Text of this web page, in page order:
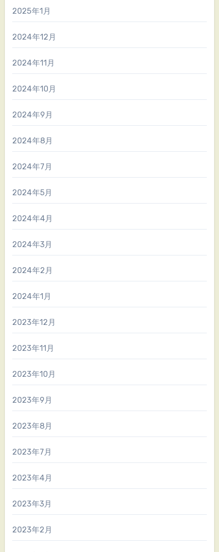
2025年1月
2024年12月
2024年11月
2024年10月
2024年9月
2024年8月
2024年7月
2024年5月
2024年4月
2024年3月
2024年2月
2024年1月
2023年12月
2023年11月
2023年10月
2023年9月
2023年8月
2023年7月
2023年4月
2023年3月
2023年2月